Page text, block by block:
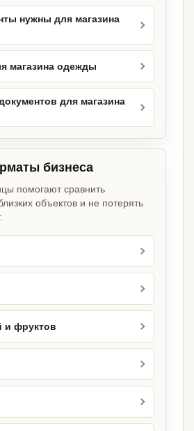
нужны для магазина
магазина одежды
для магазина
бизнеса
помогают сравнить
объектов и не потерять
и фруктов